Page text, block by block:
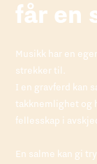
får en
Musikk har en
strekker til.
I en gravferd kan
takknemlighet og
fellesskap i
En salme kan gi